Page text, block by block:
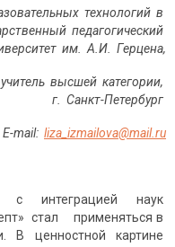
технологий в
педагогический
им. А.И. Герцена,
учитель высшей категории,
г.
Санкт-Петербург
E-mail: liza_izmailova@mail.ru
интеграцией наук
стал применяться в
В ценностной картине